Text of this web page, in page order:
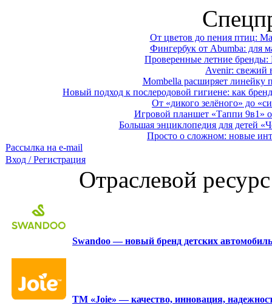
От цветов до пения птиц:
Фингербук от Abumba: для
Проверенные летние
Avenir: свежий
Mombella расширяет линейку
Новый подход к послеродовой гигиене: как
От «дикого зелёного» до
Игровой планшет «Таппи 9в1»
Большая энциклопедия для детей
Просто о сложном: новые
Рассылка на e-mail
Вход / Регистрация
Отраслевой
Swandoo — новый бренд детских
ТМ «Joie» — качество, инновация,